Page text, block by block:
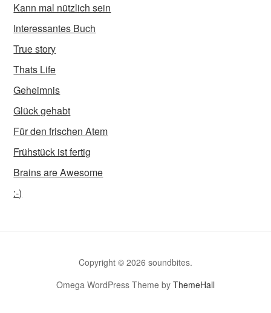
Kann mal nützlich sein
Interessantes Buch
True story
Thats Life
Geheimnis
Glück gehabt
Für den frischen Atem
Frühstück ist fertig
Brains are Awesome
:-)
Copyright © 2026 soundbites.
Omega WordPress Theme by ThemeHall